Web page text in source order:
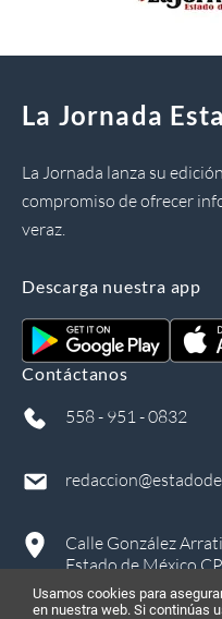
La Jornada
La Jornada lanza su
compromiso de ofrecer
veraz.
Descarga nuestra app
Contáctanos
558 - 951 - 0832
Calle González
Estado de México
Usamos cookies para
en nuestra web. Si continúas